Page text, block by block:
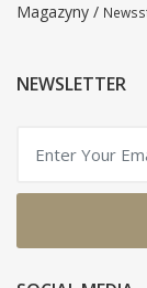
Magazyny /
NEWSLETTER